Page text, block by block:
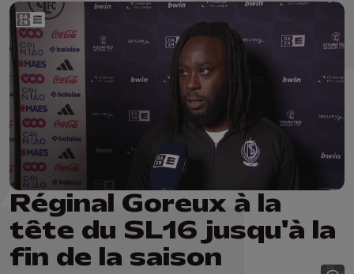
Réginal Goreux à la
tête du SL16 jusqu'à la
fin de la saison